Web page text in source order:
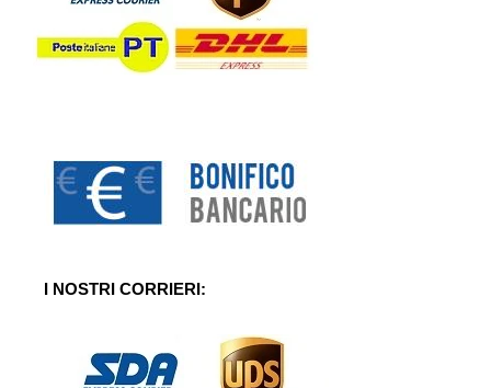
I NOSTRI CORRIERI: